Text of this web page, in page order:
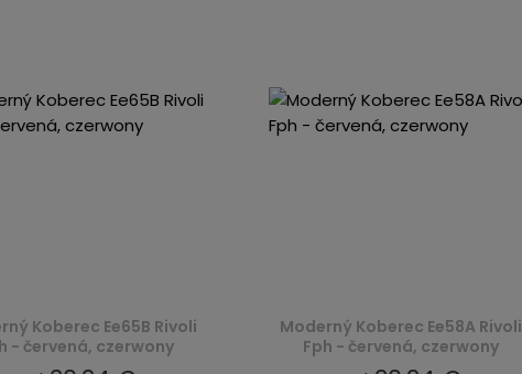
Koberec Ee65B Rivoli
- červená, czerwony
Moderný Koberec Ee58A Rivoli
Fph - červená, czerwony